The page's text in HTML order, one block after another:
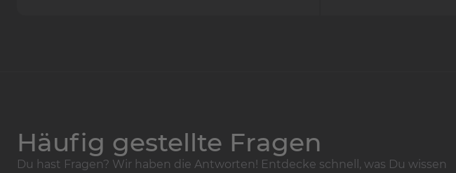
Häufig gestellte Fragen
Du hast Fragen? Wir haben die Antworten! Entdecke schnell, was Du wissen